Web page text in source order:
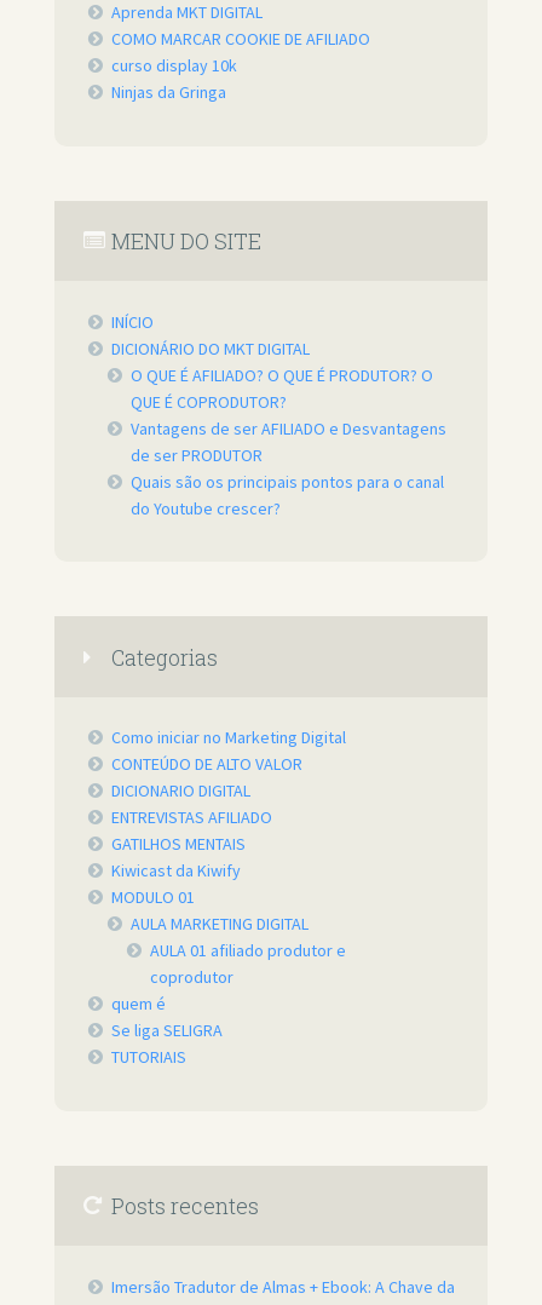
Aprenda MKT DIGITAL
COMO MARCAR COOKIE DE AFILIADO
curso display 10k
Ninjas da Gringa
MENU DO SITE
INÍCIO
DICIONÁRIO DO MKT DIGITAL
O QUE É AFILIADO? O QUE É PRODUTOR? O
QUE É COPRODUTOR?
Vantagens de ser AFILIADO e Desvantagens
de ser PRODUTOR
Quais são os principais pontos para o canal
do Youtube crescer?
Categorias
Como iniciar no Marketing Digital
CONTEÚDO DE ALTO VALOR
DICIONARIO DIGITAL
ENTREVISTAS AFILIADO
GATILHOS MENTAIS
Kiwicast da Kiwify
MODULO 01
AULA MARKETING DIGITAL
AULA 01 afiliado produtor e
coprodutor
quem é
Se liga SELIGRA
TUTORIAIS
Posts recentes
Imersão Tradutor de Almas + Ebook: A Chave da